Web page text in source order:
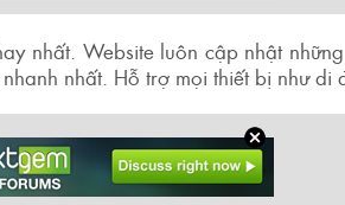
nhất. Website luôn cập nhật
nhất. Hỗ trợ mọi thiết bị như